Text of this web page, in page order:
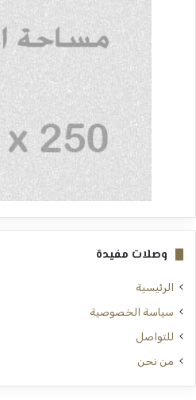
وصلات مفيدة
الرئيسية
سياسة الخصوصية
للتواصل
من نحن